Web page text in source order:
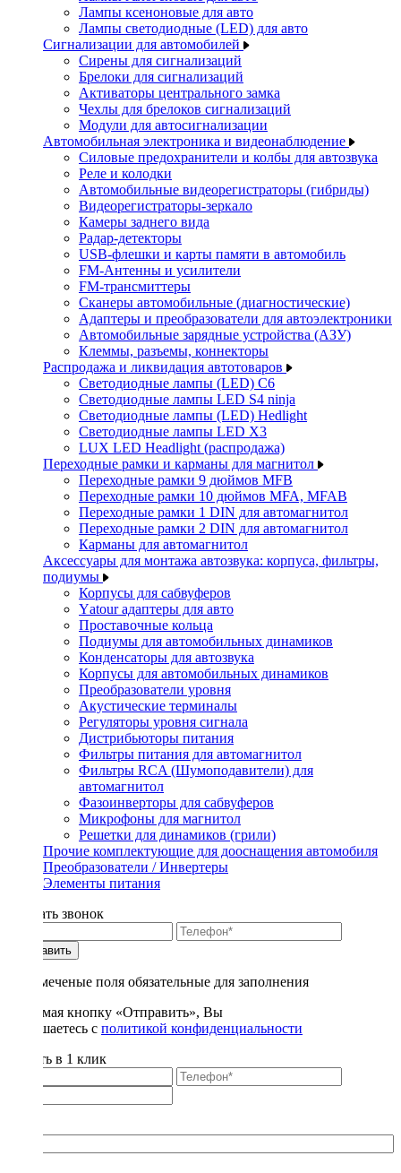
Лампы ксеноновые для авто
Лампы светодиодные (LED) для авто
Сигнализации для автомобилей
Сирены для сигнализаций
Брелоки для сигнализаций
Активаторы центрального замка
Чехлы для брелоков сигнализаций
Модули для автосигнализации
Автомобильная электроника и видеонаблюдение
Силовые предохранители и колбы для автозвука
Реле и колодки
Автомобильные видеорегистраторы (гибриды)
Видеорегистраторы-зеркало
Камеры заднего вида
Радар-детекторы
USB-флешки и карты памяти в автомобиль
FM-Антенны и усилители
FM-трансмиттеры
Сканеры автомобильные (диагностические)
Адаптеры и преобразователи для автоэлектроники
Автомобильные зарядные устройства (АЗУ)
Клеммы, разъемы, коннекторы
Распродажа и ликвидация автотоваров
Светодиодные лампы (LED) C6
Светодиодные лампы LED S4 ninja
Светодиодные лампы (LED) Hedlight
Светодиодные лампы LED X3
LUX LED Headlight (распродажа)
Переходные рамки и карманы для магнитол
Переходные рамки 9 дюймов MFB
Переходные рамки 10 дюймов MFA, MFAB
Переходные рамки 1 DIN для автомагнитол
Переходные рамки 2 DIN для автомагнитол
Карманы для автомагнитол
Аксессуары для монтажа автозвука: корпуса, фильтры,
подиумы
Корпусы для сабвуферов
Yаtour адаптеры для авто
Проставочные кольца
Подиумы для автомобильных динамиков
Конденсаторы для автозвука
Корпусы для автомобильных динамиков
Преобразователи уровня
Акустические терминалы
Регуляторы уровня сигнала
Дистрибьюторы питания
Фильтры питания для автомагнитол
Фильтры RCA (Шумоподавители) для
автомагнитол
Фазоинверторы для сабвуферов
Микрофоны для магнитол
Решетки для динамиков (грили)
Прочие комплектующие для дооснащения автомобиля
Преобразователи / Инвертеры
Элементы питания
Заказать звонок
Отправить
* - отмеченые поля обязательные для заполнения
Нажимая кнопку «Отправить», Вы
соглашаетесь с политикой конфиденциальности
Купить в 1 клик